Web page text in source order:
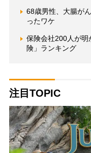
68歳男性、大腸が
ったワケ
保険会社200人が明
険」ランキング
注目TOPIC